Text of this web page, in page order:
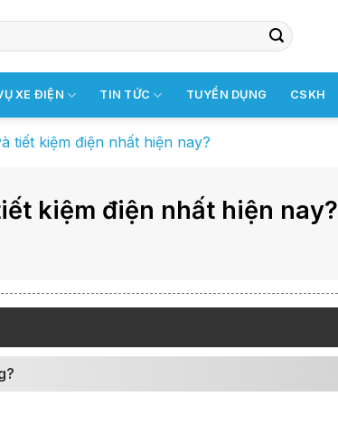
XE ĐIỆN TIN TỨC TUYỂN DỤNG CSKH
tiết kiệm điện nhất hiện nay?
kiệm điện nhất hiện nay?